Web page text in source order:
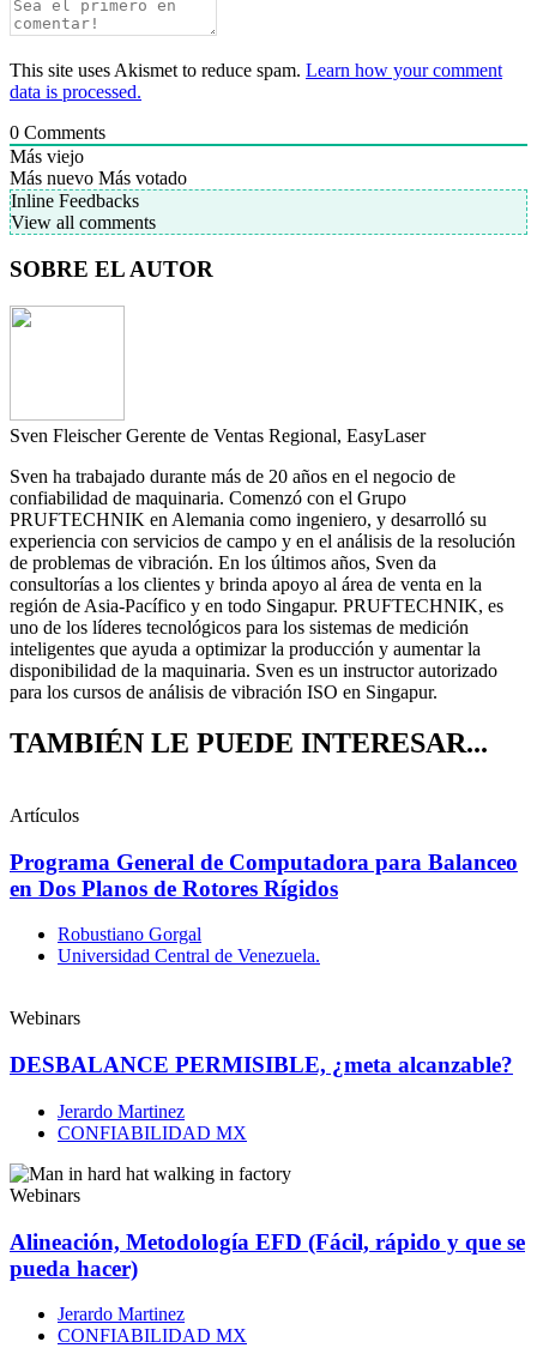
This site uses Akismet to reduce spam. Learn how your comment
data is processed.
0 Comments
Más viejo
Más nuevo Más votado
Inline Feedbacks
View all comments
SOBRE EL AUTOR
Sven Fleischer Gerente de Ventas Regional, EasyLaser
Sven ha trabajado durante más de 20 años en el negocio de
confiabilidad de maquinaria. Comenzó con el Grupo
PRUFTECHNIK en Alemania como ingeniero, y desarrolló su
experiencia con servicios de campo y en el análisis de la resolución
de problemas de vibración. En los últimos años, Sven da
consultorías a los clientes y brinda apoyo al área de venta en la
región de Asia-Pacífico y en todo Singapur. PRUFTECHNIK, es
uno de los líderes tecnológicos para los sistemas de medición
inteligentes que ayuda a optimizar la producción y aumentar la
disponibilidad de la maquinaria. Sven es un instructor autorizado
para los cursos de análisis de vibración ISO en Singapur.
TAMBIÉN LE PUEDE INTERESAR...
Artículos
Programa General de Computadora para Balanceo
en Dos Planos de Rotores Rígidos
Robustiano Gorgal
Universidad Central de Venezuela.
Webinars
DESBALANCE PERMISIBLE, ¿meta alcanzable?
Jerardo Martinez
CONFIABILIDAD MX
Webinars
Alineación, Metodología EFD (Fácil, rápido y que se
pueda hacer)
Jerardo Martinez
CONFIABILIDAD MX